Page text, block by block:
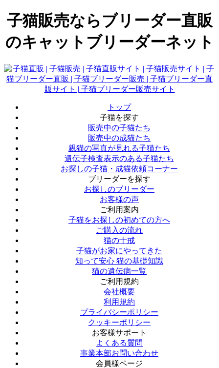
子猫販売ならブリーダー直販
のキャットブリーダーネット
トップ
子猫を探す
販売中の子猫たち
販売中の成猫たち
親猫の写真が見れる子猫たち
遺伝子検査表示のある子猫たち
お探しの子猫・成猫依頼コーナー
ブリーダーを探す
お探しのブリーダー
お客様の声
ご利用案内
子猫をお探しの初めての方へ
ご購入の流れ
猫の十戒
子猫がお家にやってきた
知って安心 猫の基礎知識
猫の遺伝病一覧
ご利用規約
会社概要
利用規約
プライバシーポリシー
クッキーポリシー
お客様サポート
よくある質問
事業本部お問い合わせ
会員様ページ